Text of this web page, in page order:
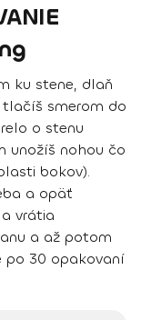
ku stene, dlaň
smerom do
o stenu
unožíš nohou čo
bokov).
a opäť
vrátia
a až potom
po 30 opakovaní